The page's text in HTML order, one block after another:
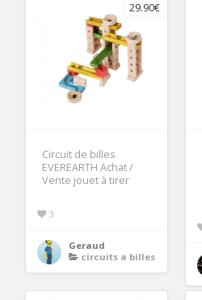
29.90€
Circuit de billes
EVEREARTH Achat /
Vente jouet à tirer
3
Geraud
circuits a billes